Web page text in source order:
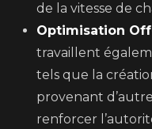
de la vitesse de
Optimisation
travaillent
tels que la
provenant
renforcer